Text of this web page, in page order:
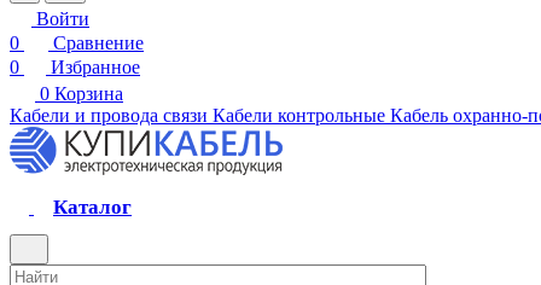
Войти
0
Сравнение
0
Избранное
0 Корзина
Кабели и провода связи Кабели контрольные Кабель охранно-
Каталог